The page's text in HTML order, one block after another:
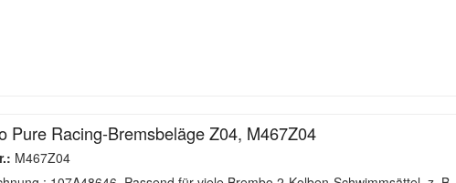
Pure Racing-Bremsbeläge Z04, M467Z04
M467Z04